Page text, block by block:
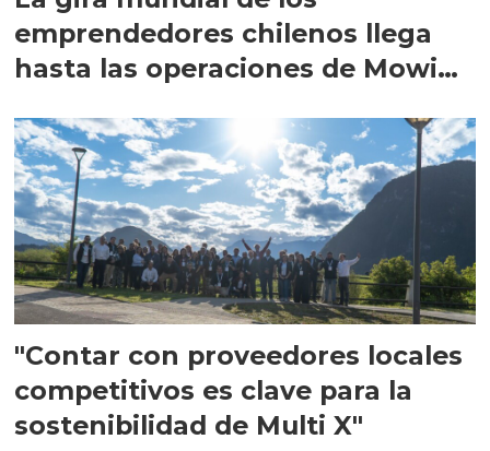
emprendedores chilenos llega
hasta las operaciones de Mowi
"Contar con proveedores locales
competitivos es clave para la
sostenibilidad de Multi X"